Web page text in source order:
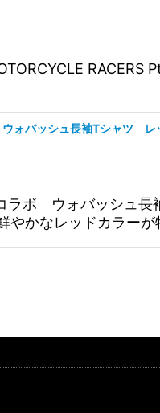
RACERS
ウォバッシュ長袖Tシャツ
ラボ ウォバッシュ長
やかなレッドカラー